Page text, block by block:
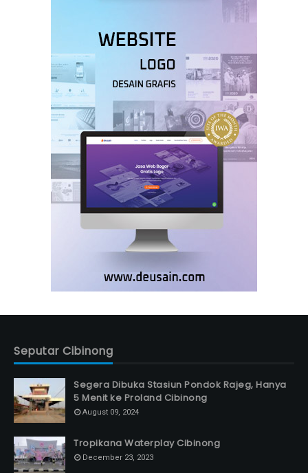
Seputar Cibinong
Segera Dibuka Stasiun Pondok Rajeg, Hanya
5 Menit ke Proland Cibinong
August 09, 2024
Tropikana Waterplay Cibinong
December 23, 2023